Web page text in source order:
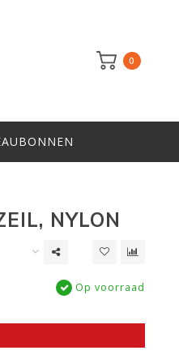
0
NYLON
Op voorraad